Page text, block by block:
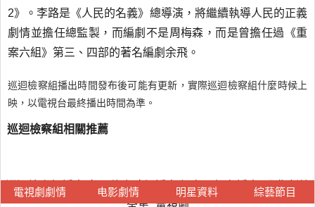
2》。李路是《人民的名義》總導演，將繼續執導人民的正義
劇情並擔任總監製，而編劇不是周梅森，而是曾擔任過《重
案六組》第三、四部的著名編劇余飛。
巡迴檢察組播出時間發布後可能有更新，實際巡迴檢察組什麼時候上
映，以電視台最終播出時間為準。
巡迴檢察組相關推薦
電視劇劇情 电影劇情 明星資料 綜藝節目
巡迴檢察組播出時間,什麼時候播出上映,哪個台播出_分集劇情